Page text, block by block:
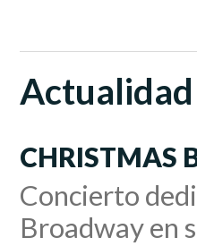
CHRISTMAS
Concierto
Broadway en